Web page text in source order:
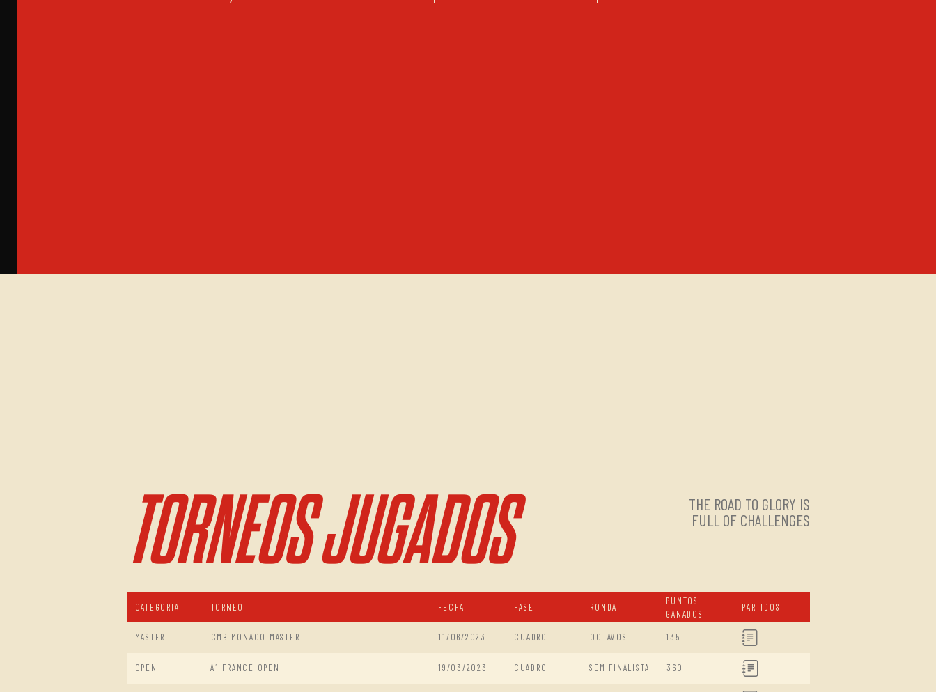
TORNEOS JUGADOS
THE ROAD TO GLORY IS
FULL OF CHALLENGES
CATEGORIA TORNEO FECHA FASE RONDA
PUNTOS
GANADOS
PARTIDOS
MASTER CMB MONACO MASTER 11/06/2023 CUADRO OCTAVOS 135
OPEN A1 FRANCE OPEN 19/03/2023 CUADRO SEMIFINALISTA 360